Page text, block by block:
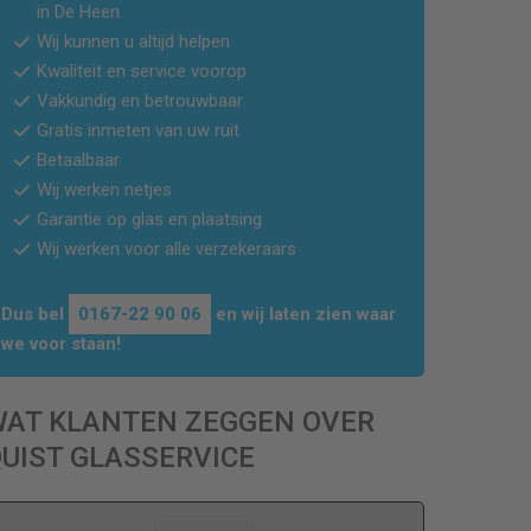
in De Heen
Wij kunnen u altijd helpen
Kwaliteit en service voorop
Vakkundig en betrouwbaar
Gratis inmeten van uw ruit
Betaalbaar
Wij werken netjes
Garantie op glas en plaatsing
Wij werken voor alle verzekeraars
Dus bel 0167-22 90 06
en wij laten zien waar
we voor staan!
KLANTEN ZEGGEN OVER
GLASSERVICE